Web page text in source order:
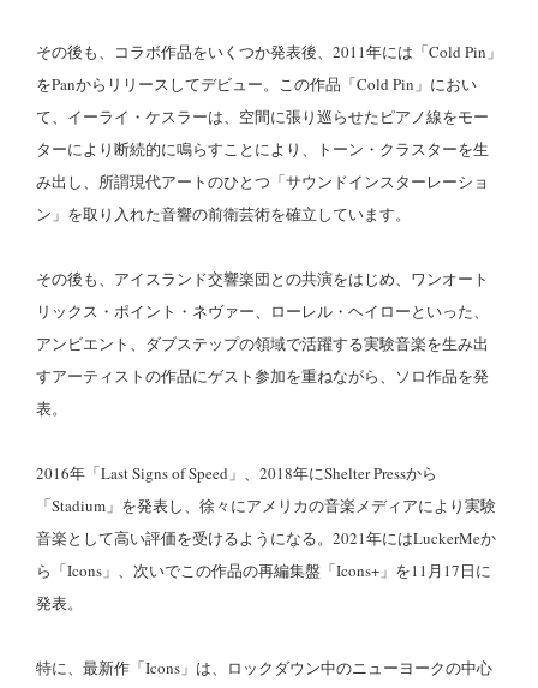
その後も、コラボ作品をいくつか発表後、2011年には「Cold Pin」
をPanからリリースしてデビュー。この作品「Cold Pin」におい
て、イーライ・ケスラーは、空間に張り巡らせたピアノ線をモー
ターにより断続的に鳴らすことにより、トーン・クラスターを生
み出し、所謂現代アートのひとつ「サウンドインスターレーショ
ン」を取り入れた音響の前衛芸術を確立しています。
その後も、アイスランド交響楽団との共演をはじめ、ワンオート
リックス・ポイント・ネヴァー、ローレル・ヘイローといった、
アンビエント、ダブステップの領域で活躍する実験音楽を生み出
すアーティストの作品にゲスト参加を重ねながら、ソロ作品を発
表。
2016年「Last Signs of Speed」、2018年にShelter Pressから
「Stadium」を発表し、徐々にアメリカの音楽メディアにより実験
音楽として高い評価を受けるようになる。2021年にはLuckerMeか
ら「Icons」、次いでこの作品の再編集盤「Icons+」を11月17日に
発表。
特に、最新作「Icons」は、ロックダウン中のニューヨークの中心